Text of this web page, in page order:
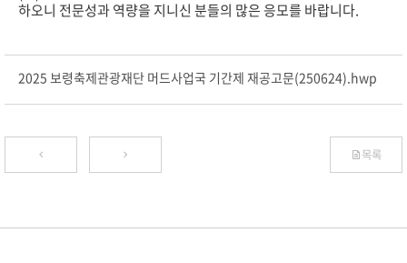
하오니 전문성과 역량을 지니신 분들의 많은 응모를 바랍니다.
2025 보령축제관광재단 머드사업국 기간제 재공고문(250624).hwp
목록